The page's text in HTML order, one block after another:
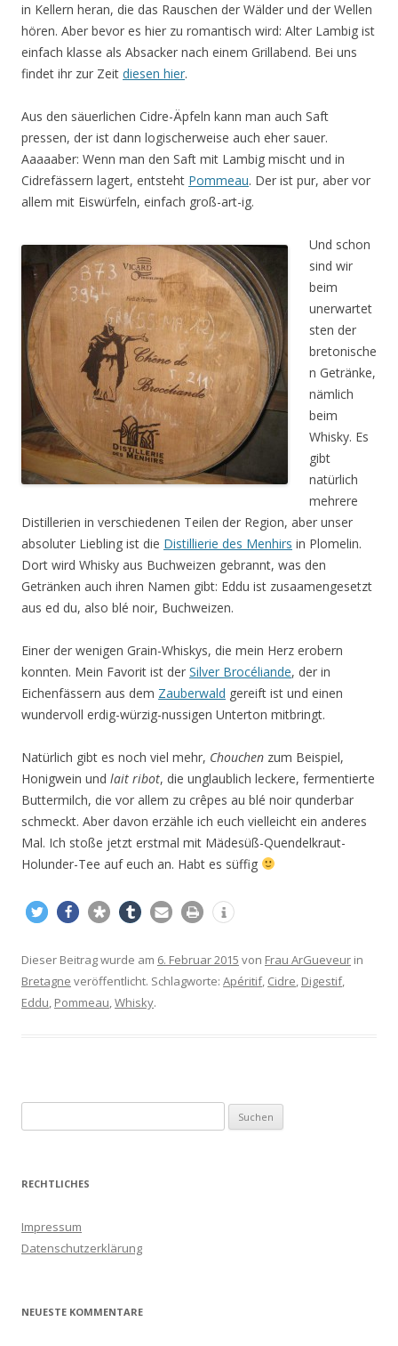
in Kellern heran, die das Rauschen der Wälder und der Wellen
hören. Aber bevor es hier zu romantisch wird: Alter Lambig ist
einfach klasse als Absacker nach einem Grillabend. Bei uns
findet ihr zur Zeit diesen hier.
Aus den säuerlichen Cidre-Äpfeln kann man auch Saft
pressen, der ist dann logischerweise auch eher sauer.
Aaaaaber: Wenn man den Saft mit Lambig mischt und in
Cidrefässern lagert, entsteht Pommeau. Der ist pur, aber vor
allem mit Eiswürfeln, einfach groß-art-ig.
Und schon
sind wir
beim
unerwartet
sten der
bretonische
n Getränke,
nämlich
beim
Whisky. Es
gibt
natürlich
mehrere
Distillerien in verschiedenen Teilen der Region, aber unser
absoluter Liebling ist die Distillierie des Menhirs in Plomelin.
Dort wird Whisky aus Buchweizen gebrannt, was den
Getränken auch ihren Namen gibt: Eddu ist zusaamengesetzt
aus ed du, also blé noir, Buchweizen.
Einer der wenigen Grain-Whiskys, die mein Herz erobern
konnten. Mein Favorit ist der Silver Brocéliande, der in
Eichenfässern aus dem Zauberwald gereift ist und einen
wundervoll erdig-würzig-nussigen Unterton mitbringt.
Natürlich gibt es noch viel mehr, Chouchen zum Beispiel,
Honigwein und lait ribot, die unglaublich leckere, fermentierte
Buttermilch, die vor allem zu crêpes au blé noir qunderbar
schmeckt. Aber davon erzähle ich euch vielleicht ein anderes
Mal. Ich stoße jetzt erstmal mit Mädesüß-Quendelkraut-
Holunder-Tee auf euch an. Habt es süffig
Dieser Beitrag wurde am 6. Februar 2015 von Frau ArGueveur in
Bretagne veröffentlicht. Schlagworte: Apéritif, Cidre, Digestif,
Eddu, Pommeau,Whisky.
u
h
n
a
:
RECHTLICHES
Impressum
Datenschutzerklärung
NEUESTE KOMMENTARE